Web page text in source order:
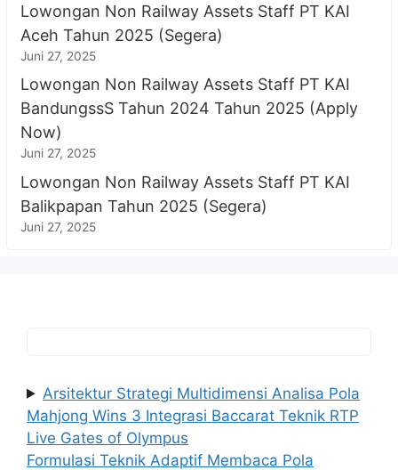
Lowongan Non Railway Assets Staff PT KAI
Aceh Tahun 2025 (Segera)
Juni 27, 2025
Lowongan Non Railway Assets Staff PT KAI
BandungssS Tahun 2024 Tahun 2025 (Apply
Now)
Juni 27, 2025
Lowongan Non Railway Assets Staff PT KAI
Balikpapan Tahun 2025 (Segera)
Juni 27, 2025
Arsitektur Strategi Multidimensi Analisa Pola
Mahjong Wins 3 Integrasi Baccarat Teknik RTP
Live Gates of Olympus
Formulasi Teknik Adaptif Membaca Pola